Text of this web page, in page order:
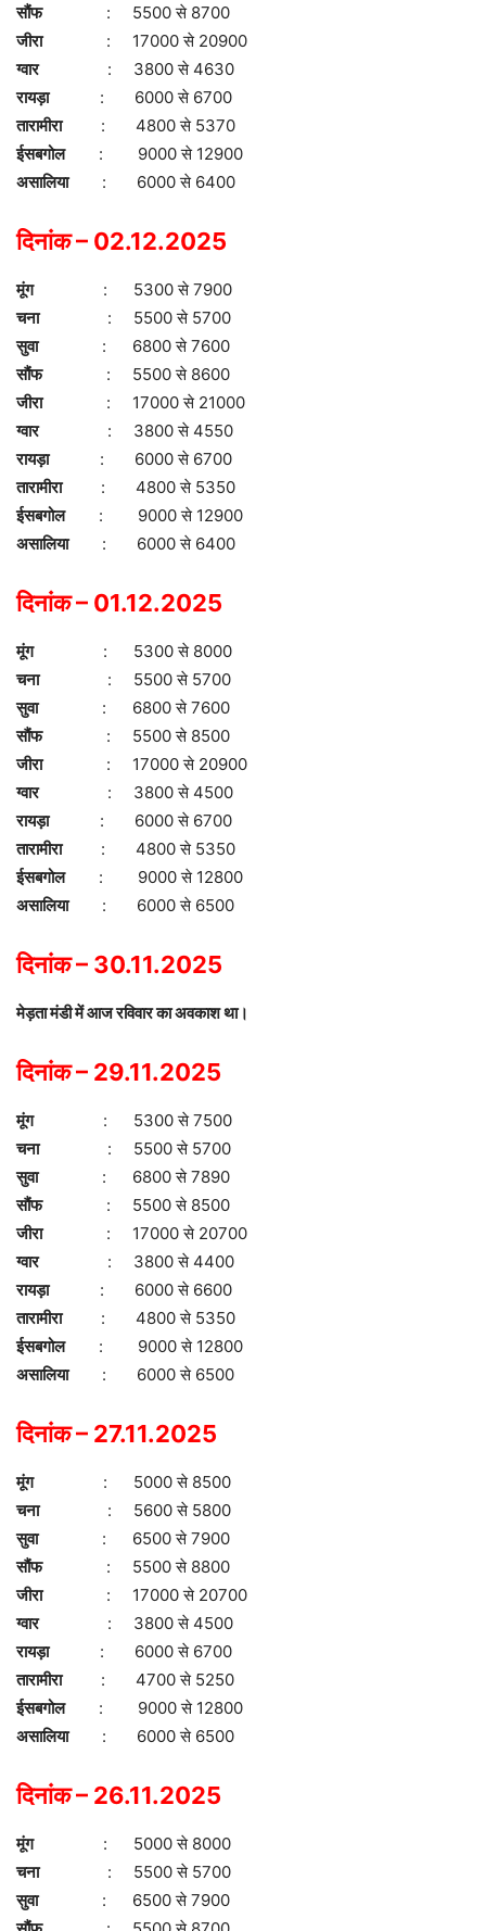
सौंफ
: 5500 से 8700
जीरा : 17000 से 20900
ग्वार
: 3800 से 4630
रायड़ा : 6000 से 6700
तारामीरा: 4800 से 5370
ईसबगोल
: 9000 से 12900
असालिया : 6000 से 6400
दिनांक – 02.12.2025
मूंग: 5300 से 7900
चना : 5500 से 5700
सुवा : 6800 से 7600
सौंफ
: 5500 से 8600
जीरा : 17000 से 21000
ग्वार
: 3800 से 4550
रायड़ा : 6000 से 6700
तारामीरा: 4800 से 5350
ईसबगोल
: 9000 से 12900
असालिया : 6000 से 6400
दिनांक – 01.12.2025
मूंग: 5300 से 8000
चना : 5500 से 5700
सुवा : 6800 से 7600
सौंफ
: 5500 से 8500
जीरा : 17000 से 20900
ग्वार
: 3800 से 4500
रायड़ा : 6000 से 6700
तारामीरा: 4800 से 5350
ईसबगोल
: 9000 से 12800
असालिया : 6000 से 6500
दिनांक – 30.11.2025
मेड़ता मंडी में आज रविवार का अवकाश था।
दिनांक – 29.11.2025
मूंग: 5300 से 7500
चना : 5500 से 5700
सुवा : 6800 से 7890
सौंफ
: 5500 से 8500
जीरा : 17000 से 20700
ग्वार
: 3800 से 4400
रायड़ा : 6000 से 6600
तारामीरा: 4800 से 5350
ईसबगोल
: 9000 से 12800
असालिया : 6000 से 6500
दिनांक – 27.11.2025
मूंग: 5000 से 8500
चना : 5600 से 5800
सुवा : 6500 से 7900
सौंफ
: 5500 से 8800
जीरा : 17000 से 20700
ग्वार
: 3800 से 4500
रायड़ा : 6000 से 6700
तारामीरा: 4700 से 5250
ईसबगोल
: 9000 से 12800
असालिया : 6000 से 6500
दिनांक – 26.11.2025
मूंग: 5000 से 8000
चना : 5500 से 5700
सुवा : 6500 से 7900